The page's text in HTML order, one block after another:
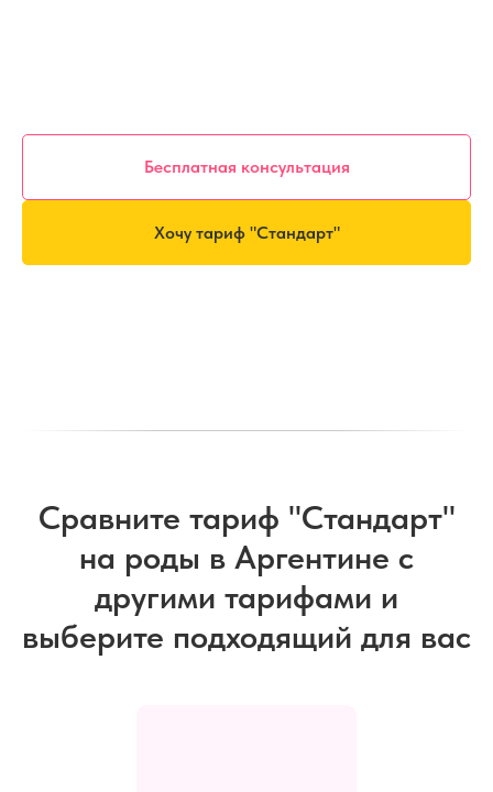
Бесплатная консультация
Хочу тариф "Стандарт"
Сравните тариф "Стандарт"
на роды в Аргентине с
другими тарифами и
выберите подходящий для вас